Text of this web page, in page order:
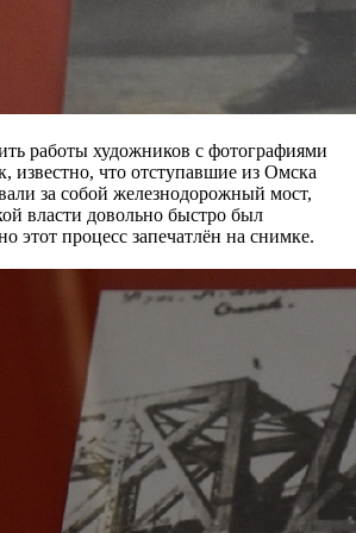
работы художников с фотографиями
известно, что отступавшие из Омска
за собой железнодорожный мост,
власти довольно быстро был
этот процесс запечатлён на снимке.